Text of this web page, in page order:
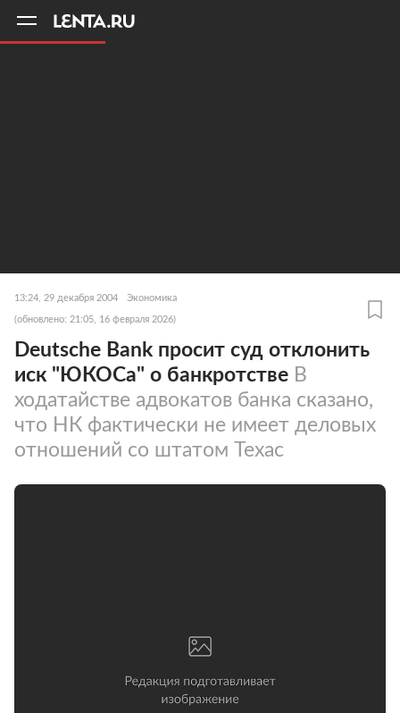
13:24, 29 декабря 2004 Экономика
(обновлено: 21:05, 16 февраля 2026)
Deutsche Bank просит суд отклонить
иск "ЮКОСа" о банкротстве В
ходатайстве адвокатов банка сказано,
что НК фактически не имеет деловых
отношений со штатом Техас